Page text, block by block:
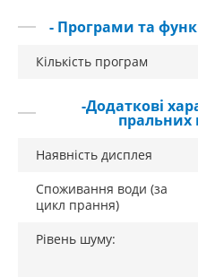
Елегантна накладка на
Ребра барабана виконані з
Сучасний та практичний
Чіткий дисплей та
програм для кращої
Інтелектуальні функції
Пральна машина LG AI DD™
- Програми та
Кількість програм
-Додаткові
Наявність дисплея
Споживання води (за
цикл прання)
Рівень шуму: